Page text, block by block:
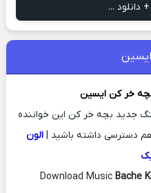
دانلود ...
خر کنایسین
جدید بچه خر کن این خواننده
دسترسی داشته باشید | الون
Download Music Bache